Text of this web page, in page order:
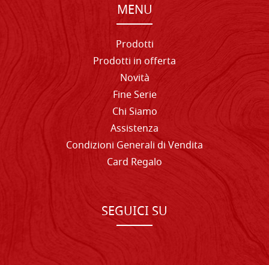
MENU
Prodotti
Prodotti in offerta
Novità
Fine Serie
Chi Siamo
Assistenza
Condizioni Generali di Vendita
Card Regalo
SEGUICI SU